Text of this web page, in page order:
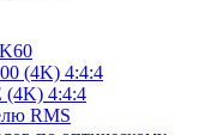
(4K) 4:4:4
(4K) 4:4:4
RMS